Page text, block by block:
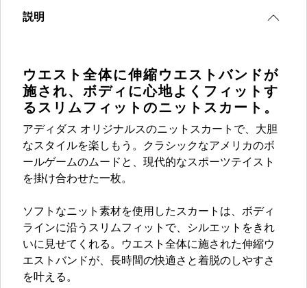
説明
ウエスト全体に伸縮ウエストバンドが
施され、ボディに心地よくフィットす
るスリムフィットのニットスカート。
アディダス オリジナルスのニットスカートで、大胆
なスタイルを楽しもう。クラシックなアメリカのボ
ールゲームのムードと、現代的なスポーツテイスト
を掛け合わせた一枚。
ソフトなニット素材を使用したスカートは、ボディ
ラインに沿うスリムフィットで、シルエットをきれ
いに見せてくれる。ウエスト全体に施された伸縮ウ
エストバンドが、長時間の快適さと着脱のしやすさ
を叶える。